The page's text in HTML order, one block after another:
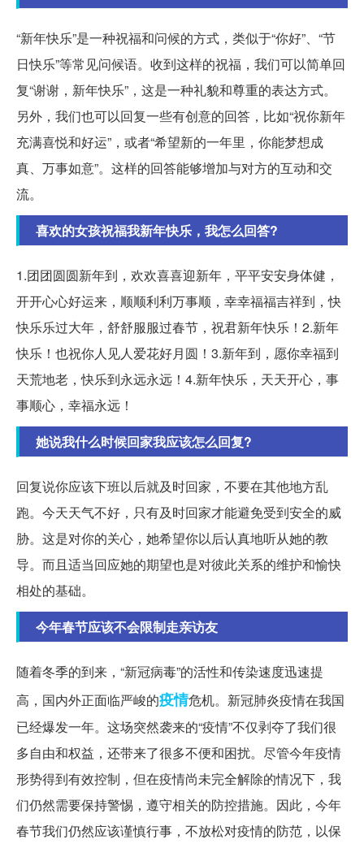
“新年快乐”是一种祝福和问候的方式，类似于“你好”、“节
日快乐”等常见问候语。收到这样的祝福，我们可以简单回
复“谢谢，新年快乐”，这是一种礼貌和尊重的表达方式。
另外，我们也可以回复一些有创意的回答，比如“祝你新年
充满喜悦和好运”，或者“希望新的一年里，你能梦想成
真、万事如意”。这样的回答能够增加与对方的互动和交
流。
喜欢的女孩祝福我新年快乐，我怎么回答?
1.团团圆圆新年到，欢欢喜喜迎新年，平平安安身体健，
开开心心好运来，顺顺利利万事顺，幸幸福福吉祥到，快
快乐乐过大年，舒舒服服过春节，祝君新年快乐！2.新年
快乐！也祝你人见人爱花好月圆！3.新年到，愿你幸福到
天荒地老，快乐到永远永远！4.新年快乐，天天开心，事
事顺心，幸福永远！
她说我什么时候回家我应该怎么回复?
回复说你应该下班以后就及时回家，不要在其他地方乱
跑。今天天气不好，只有及时回家才能避免受到安全的威
胁。这是对你的关心，她希望你以后认真地听从她的教
导。而且适当回应她的期望也是对彼此关系的维护和愉快
相处的基础。
今年春节应该不会限制走亲访友
随着冬季的到来，“新冠病毒”的活性和传染速度迅速提
高，国内外正面临严峻的疫情危机。新冠肺炎疫情在我国
已经爆发一年。这场突然袭来的“疫情”不仅剥夺了我们很
多自由和权益，还带来了很多不便和困扰。尽管今年疫情
形势得到有效控制，但在疫情尚未完全解除的情况下，我
们仍然需要保持警惕，遵守相关的防控措施。因此，今年
春节我们仍然应该谨慎行事，不放松对疫情的防范，以保